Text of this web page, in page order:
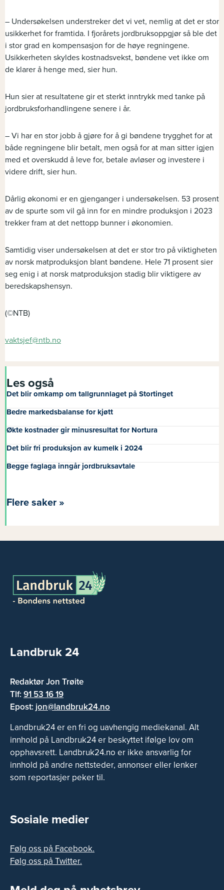
– Undersøkelsen understreker det vi vet, nemlig at det er stor
usikkerhet for framtida. I fjorårets jordbruksoppgjør så ble det
i stor grad en kompensasjon for de høye regningene.
Usikkerheten skyldes kostnadsvekst, bøndene vet ikke om
de klarer å henge med, sier hun.
Hun sier at resultatene gir et sterkt inntrykk med tanke på
jordbruksforhandlingene senere i år.
– Vi har en stor jobb å gjøre for å gi bøndene trygghet for at
både regningene blir betalt, men også for at man sitter igjen
med et overskudd å leve for, betale avløser og investere i
videre drift, sier hun.
Dårlig økonomi er en gjenganger i undersøkelsen. 53 prosent
av de spurte som vil gå inn for en mindre produksjon i 2023
trekker fram at det nettopp bunner i økonomien.
Samtidig viser undersøkelsen at det er stor tro på viktigheten
av norsk matproduksjon blant bøndene. Hele 71 prosent sier
seg enig i at norsk matproduksjon stadig blir viktigere av
beredskapshensyn.
(©NTB)
vaktsjef@ntb.no
Les også
Det blir omkamp om tallgrunnlaget på Stortinget
Bedre markedsbalanse for kjøtt
Økte kostnader gir minusresultat for Nortura
Det blir fri produksjon av kumelk i 2024
Begge faglaga inngår jordbruksavtale
Flere saker »
Landbruk 24
Redaktør Jon Trøite
Tlf:91 53 16 19
Epost: jon@landbruk24.no
Landbruk24 er en fri og uavhengig mediekanal. Alt
innhold på Landbruk24 er beskyttet ifølge lov om
opphavsrett. Landbruk24.no er ikke ansvarlig for
innhold på andre nettsteder, annonser eller lenker
som reportasjer peker til.
Sosiale medier
Følg oss på Facebook.
Følg oss på Twitter.